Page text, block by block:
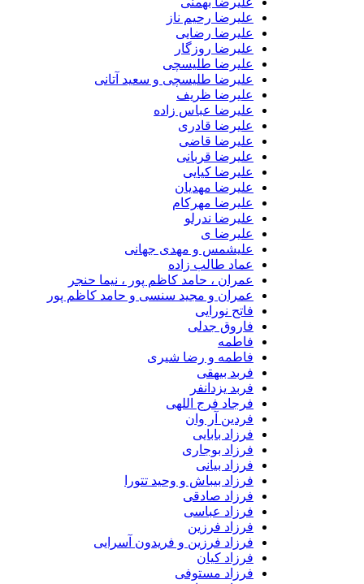
علیرضا رحیم ناز
علیرضا رضایی
علیرضا روزگار
علیرضا طلیسچی
علیرضا طلیسچی و سعید آتانی
علیرضا ظریف
علیرضا عباس زاده
علیرضا قادری
علیرضا قاضی
علیرضا قربانی
علیرضا کیایی
علیرضا مهدیان
علیرضا مهرکام
علیرضا ندرلو
علیرضا ی
علیشمس و مهدی جهانی
عماد طالب زاده
عمران ، حامد کاظم پور ، نیما حنجر
عمران و مجید سنسی و حامد کاظم پور
فاتح نورایی
فاروق جدلی
فاطمه
فاطمه و رضا شیری
فربد بیهقی
فربد یزدانفر
فرجاد فرج اللهی
فردین آر وان
فرزاد بابایی
فرزاد بوجاری
فرزاد بیانی
فرزاد بیباش و وحید تتورا
فرزاد صادقی
فرزاد عباسی
فرزاد فرزین
فرزاد فرزین و فریدون آسرایی
فرزاد کیان
فرزاد مستوفی